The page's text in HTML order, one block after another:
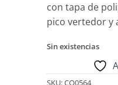
con tapa de
pico vertedor y
Sin existencias
SKU:CO0564